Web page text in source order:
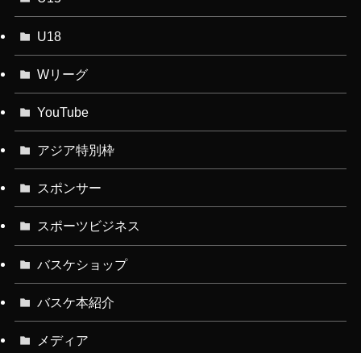
U18
Wリーグ
YouTube
アジア特別枠
スポンサー
スポーツビジネス
バスケショップ
バスケ本紹介
メディア